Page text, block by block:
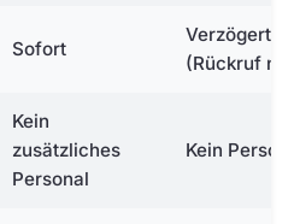
Sofort
Verzögert
(Rückruf
Kein
zusätzliches
Personal
Kein